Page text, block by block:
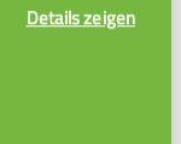
Details zeigen